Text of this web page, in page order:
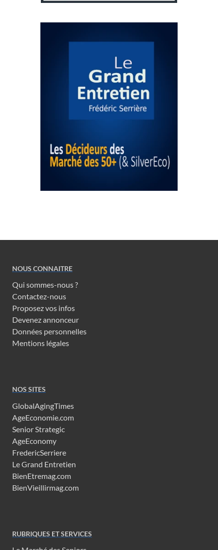
NOUS CONNAITRE
Qui sommes-nous ?
Contactez-nous
Proposez vos infos
Devenez annonceur
Données personnelles
Mentions légales
NOS SITES
GlobalAgingTimes
AgeEconomie.com
Senior Strategic
AgeEconomy
FredericSerriere
Le Grand Entretien
BienEtremag.com
BienVieillirmag.com
RUBRIQUES ET SERVICES